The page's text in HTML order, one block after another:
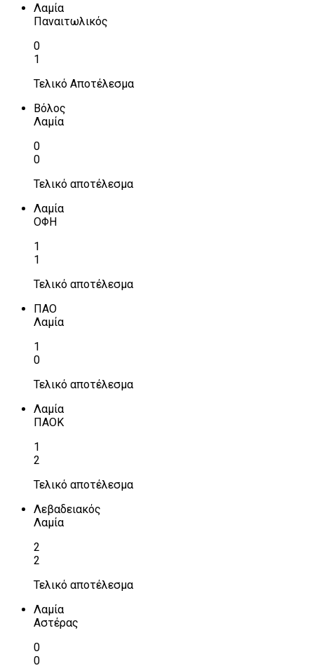
Λαμία
Παναιτωλικός
0
1
Τελικό Αποτέλεσμα
Βόλος
Λαμία
0
0
Τελικό αποτέλεσμα
Λαμία
ΟΦΗ
1
1
Τελικό αποτέλεσμα
ΠΑΟ
Λαμία
1
0
Τελικό αποτέλεσμα
Λαμία
ΠΑΟΚ
1
2
Τελικό αποτέλεσμα
Λεβαδειακός
Λαμία
2
2
Τελικό αποτέλεσμα
Λαμία
Αστέρας
0
0